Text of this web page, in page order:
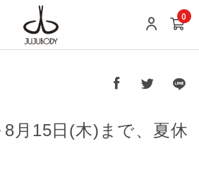
0
月15日(木)まで、夏休